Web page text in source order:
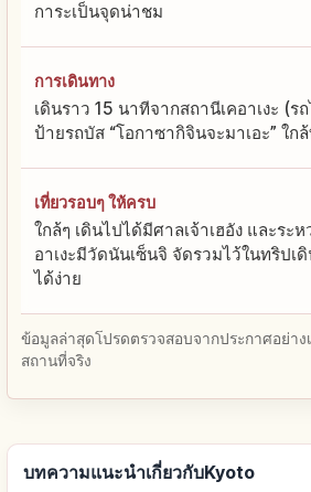
การะเป็นจุดน่าชม
การเดินทาง
เดินราว 15 นาทีจากสถานีเคอาเงะ (
ป้ายรถบัส “โอกาซากิจินจะมาเอะ” ใก
เที่ยวรอบๆ ให้ครบ
ใกล้ๆ เดินไปได้มีศาลเจ้าเฮอัง และระ
อาเงะมีวัดนันเซ็นจิ จัดรวมไว้ในทริปเ
ได้ง่าย
ข้อมูลล่าสุดโปรดตรวจสอบจากประกาศอย่า
สถานที่จริง
บทความแนะนำเกี่ยวกับKyoto